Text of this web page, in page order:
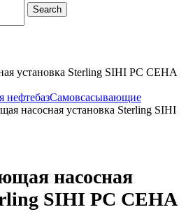
Search
установка Sterling SIHI PC CEHA
нефтебазСамовсасывающие
насосная установка Sterling SIHI
насосная
SIHI PC CEHA